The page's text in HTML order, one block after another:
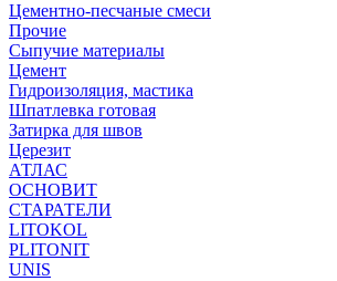
Цементно-песчаные смеси
Прочие
Сыпучие материалы
Цемент
Гидроизоляция, мастика
Шпатлевка готовая
Затирка для швов
Церезит
АТЛАС
ОСНОВИТ
СТАРАТЕЛИ
LITOKOL
PLITONIT
UNIS